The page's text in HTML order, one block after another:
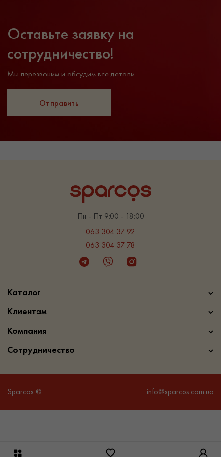
Оставьте заявку на
сотрудничество!
Мы перезвоним и обсудим все детали
Отправить
Пн - Пт 9:00 - 18:00
063 304 37 92
063 304 37 78
TelegramViber Instagram
Каталог
Клиентам
Компания
Сотрудничество
Sparcos © info@sparcos.com.ua